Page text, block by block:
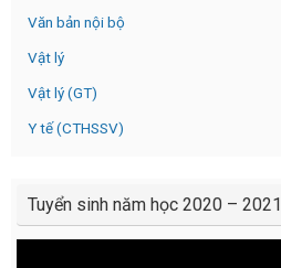
Văn bản nội bộ
Vật lý
Vật lý (GT)
Y tế (CTHSSV)
Tuyển sinh năm học 2020 – 2021